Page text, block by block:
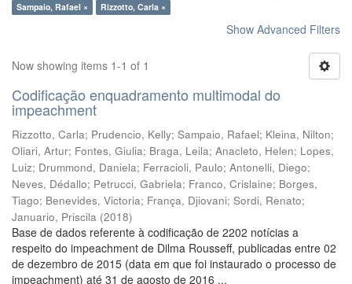
Sampaio, Rafael ×
Rizzotto, Carla ×
Show Advanced Filters
Now showing items 1-1 of 1
Codificação enquadramento multimodal do
impeachment
Rizzotto, Carla; Prudencio, Kelly; Sampaio, Rafael; Kleina, Nilton;
Oliari, Artur; Fontes, Giulia; Braga, Leila; Anacleto, Helen; Lopes,
Luiz; Drummond, Daniela; Ferracioli, Paulo; Antonelli, Diego;
Neves, Dédallo; Petrucci, Gabriela; Franco, Crislaine; Borges,
Tiago; Benevides, Victoria; França, Djiovani; Sordi, Renato;
Januario, Priscila (2018)
Base de dados referente à codificação de 2202 notícias a
respeito do impeachment de Dilma Rousseff, publicadas entre 02
de dezembro de 2015 (data em que foi instaurado o processo de
impeachment) até 31 de agosto de 2016 ...